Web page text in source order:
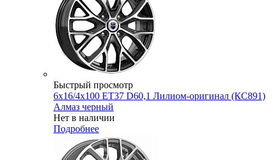
Быстрый просмотр
6x16/4x100 ET37 D60,1 Лилиом-оригинал (КС891)
Алмаз черный
Нет в наличии
Подробнее